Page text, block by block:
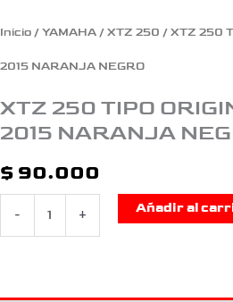
Inicio / YAMAHA / XTZ 250 / XTZ 250
2015 NARANJA NEGRO
XTZ 250 TIPO
2015 NARANJA
$ 90.000
- +
Añadir al